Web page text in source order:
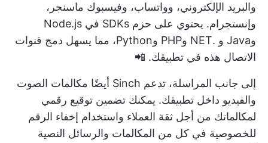
والبريد الإلكتروني، وواتساب، وفيسبوك ماسنجر،
وإنستجرام. يحتوي على حزم SDKs في Node.js
وJava و .NET وPHP وPython، مما يسهل دمج قنوات
الاتصال هذه في تطبيقك. 📲
إلى جانب المراسلة، تدعم Sinch أيضًا مكالمات الصوت
والفيديو داخل تطبيقك. يمكنك تضمين توقيع رقمي
لمكالماتك من أجل ثقة العملاء واستخدام إخفاء الرقم
للخصوصية في كل من المكالمات والرسائل النصية